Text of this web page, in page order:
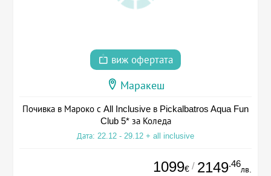
виж офертата
Маракеш
Почивка в Мароко с All Inclusive в Pickalbatros Aqua Fun
Club 5* за Коледа
Дата: 22.12 - 29.12 + all inclusive
1099€ / 2149.46
лв.